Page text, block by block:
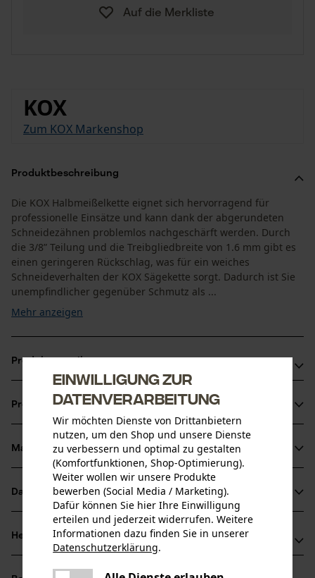
Auf die Merkliste
KOX
Zum KOX Markenshop
Produktbeschreibung
Die KOX Halbmeißelkette eignet sich hervorragend für
professionelle Einsätze und kann dank der abgerundeten
Schneidezähnen problemlos nachgeschärft werden. Durch
die 3/8” Teilung und die Treibgliedbreite von 1.6 mm gibt es
einen geringeren Rückschlag, was für ein weiches
Schneideverhalten der KOX Sägekette sorgt. Dadurch ist Sie
unempfindlicher gegenüber Schmutz als ...
Mehr anzeigen
Produktvorteile
Weniger Rückschlag durch Sicherheitstreibglieder
Schneidegarnitur
Unempfindlicher gegenüber Schmutz als Vollmeißel-
Sägeketten, aber etwas geringere Schnittleistung
Produktinformationen
Produktdetails
Aktivitätstyp
Altersgruppe
Erwachsener
Material & Pflege
Material
Hauptmaterial
Datenblätter
Produktsicherheitsdatenblatt (PDF)
Herstellerinformationen
Einwilligung zur
Datenverarbeitung
Wir möchten Dienste von Drittanbietern
nutzen, um den Shop und unsere Dienste
zu verbessern und optimal zu gestalten
(Komfortfunktionen, Shop-Optimierung).
Weiter wollen wir unsere Produkte
bewerben (Social Media / Marketing).
Dafür können Sie hier Ihre Einwilligung
erteilen und jederzeit widerrufen. Weitere
Informationen dazu finden Sie in unserer
Datenschutzerklärung.
Es ist ein Fehler aufgetreten. Bitte